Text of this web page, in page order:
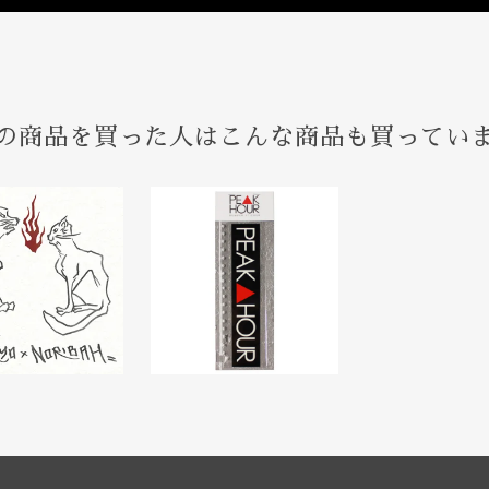
商品を買った人はこんな商品も買ってい